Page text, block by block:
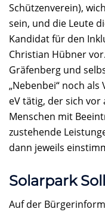
Schützenverein),
sein, und die Leute
Kandidat für den
Christian Hübner
Gräfenberg und
„Nebenbei“ noch
eV tätig, der sich
Menschen mit
zustehende
dann jeweils
Solarpark
Auf der